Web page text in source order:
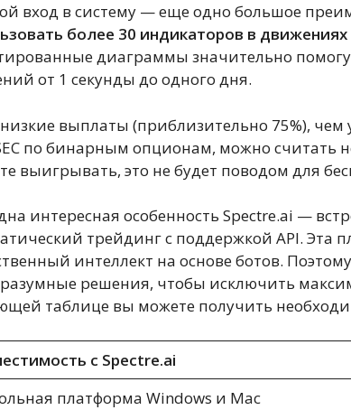
вход в систему — еще одно большое
более 30 индикаторов в движениях
диаграммы значительно
от 1 секунды до одного дня.
выплаты (приблизительно 75%), чем
по бинарным опционам, можно считать
выигрывать, это не будет поводом для
интересная особенность Spectre.ai —
трейдинг с поддержкой API. Эта
интеллект на основе ботов.
решения, чтобы исключить
таблице вы можете получить
с Spectre.ai
платформа Windows и Mac